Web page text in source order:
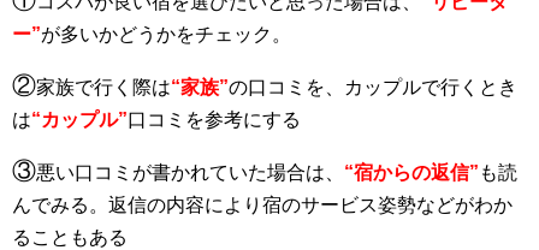
ー”が多いかどうかをチェック。
②家族で行く際は“家族”の口コミを、カップルで行くとき
は“カップル”口コミを参考にする
③悪い口コミが書かれていた場合は、 “宿からの返信” も読
んでみる。返信の内容により宿のサービス姿勢などがわか
ることもある